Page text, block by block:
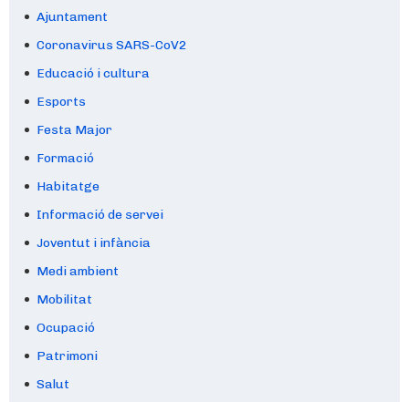
Ajuntament
Coronavirus SARS-CoV2
Educació i cultura
Esports
Festa Major
Formació
Habitatge
Informació de servei
Joventut i infància
Medi ambient
Mobilitat
Ocupació
Patrimoni
Salut